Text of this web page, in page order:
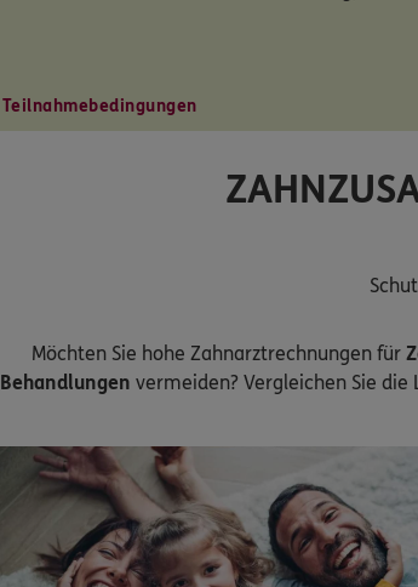
Teilnahmebedingungen
Möchten Sie hohe Zahnarztrechnungen für
Behandlungen vermeiden? Vergleichen Sie die